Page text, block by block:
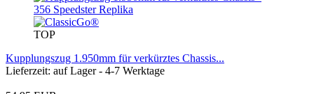
TOP
Kupplungszug 1.950mm für verkürztes Chassis...
Lieferzeit: auf Lager - 4-7 Werktage